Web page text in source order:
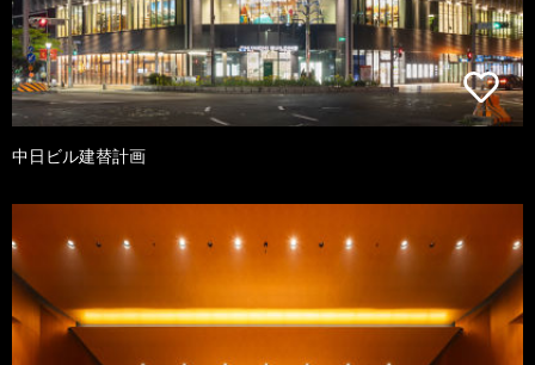
中日ビル建替計画